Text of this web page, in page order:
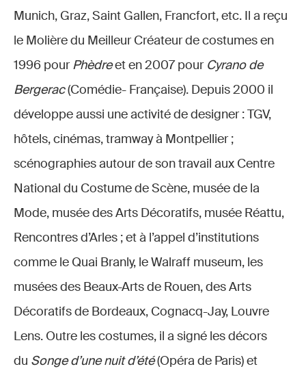
Munich, Graz, Saint Gallen, Francfort, etc. Il a reçu
le Molière du Meilleur Créateur de costumes en
1996 pourPhèdreet en 2007 pour Cyrano de
Bergerac(Comédie- Française). Depuis 2000 il
développe aussi une activité de designer : TGV,
hôtels, cinémas, tramway à Montpellier ;
scénographies autour de son travail aux Centre
National du Costume de Scène, musée de la
Mode, musée des Arts Décoratifs, musée Réattu,
Rencontres d’Arles ; et à l’appel d’institutions
comme le Quai Branly, le Walraff museum, les
musées des Beaux-Arts de Rouen, des Arts
Décoratifs de Bordeaux, Cognacq-Jay, Louvre
Lens. Outre les costumes, il a signé les décors
du Songe d’une nuit d’été(Opéra de Paris) et